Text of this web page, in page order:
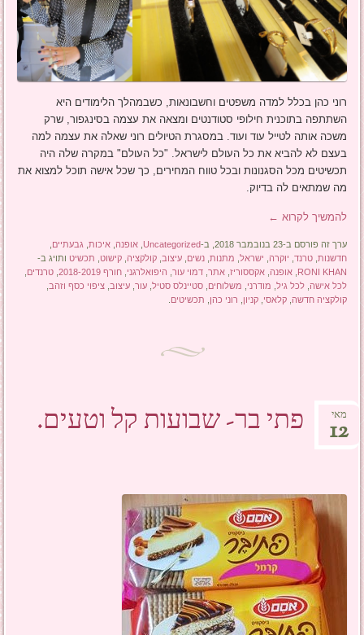
רוני כהן בכלל למדה משפטים וחשבונאות, כשבמהלך הלימודים היא
השתתפה בתוכנית חילופי סטודנטים ומצאה את עצמה בסינגפור, שרק
משכה אותה לטייל עוד ועוד. במסגרת הטיולים רוני שאלה את עצמה למה
בעצם לא להביא את כל העולם לישראל. "כל העולם" במקרה שלה היה
תכשיטים מכל הסגנונות ובכל טווח המחירים, כך שכל אישה תוכל למצוא את
מה שמתאים לה בדיוק.
להמשיך לקרוא ←
ערך זה פורסם ב-23 בנובמבר 2018, ב- Uncategorized
,אופנה ,איכות גבעתיים
חדשנות ,טרנד יוקרה ישראל מתנות ,נשים ,עיצוב ,קולקציה ,קישוט תכשיט ותויג ב-
RONI KHAN
,אופנה ,אקססוריז ,אתר ,דמוי עור היפואלרגני ,חורף 2018-2019 ,טרנדים
לכל אישה ,לכל גיל מודרני משלוחים ,סטיינלס סטיל ,עור ,עיצוב ,ציפוי כסף וזהב
קולקציה חדשה ,קלאסי ,קניון רוני כהן תכשיטים
פתי בר- שבועות קל וטעים. מאי
12